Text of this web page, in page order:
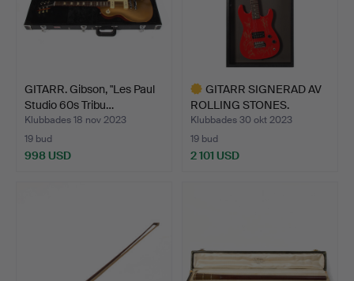
GITARR. Gibson, "Les Paul
Studio 60s Tribu…
Klubbades 18 nov 2023
19 bud
998 USD
GITARR SIGNERAD AV
ROLLING STONES.
Klubbades 30 okt 2023
19 bud
2 101 USD